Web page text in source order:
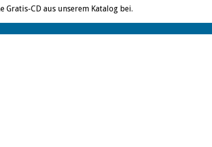
Gratis-CD aus unserem Katalog bei.